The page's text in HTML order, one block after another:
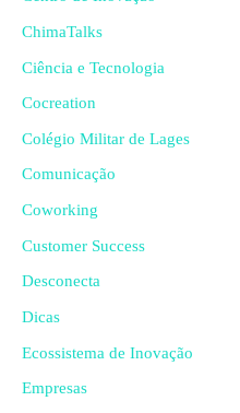
ChimaTalks
Ciência e Tecnologia
Cocreation
Colégio Militar de Lages
Comunicação
Coworking
Customer Success
Desconecta
Dicas
Ecossistema de Inovação
Empresas